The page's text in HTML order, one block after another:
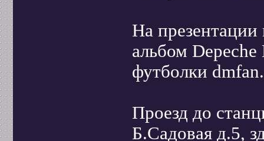
На
альбом
футболки
Проезд до
Б.Садовая д.5,